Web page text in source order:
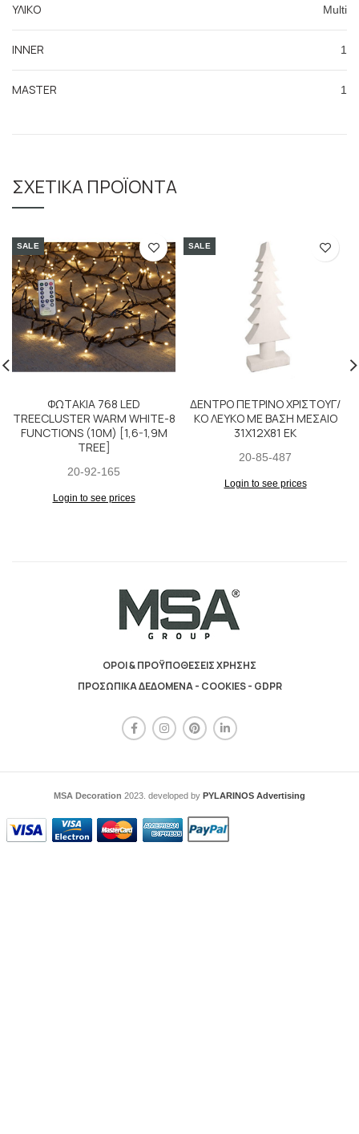
ΥΛΙΚΟ Multi
INNER 1
MASTER 1
ΣΧΕΤΙΚΆ ΠΡΟΪΌΝΤΑ
SALE
ΦΩΤΑΚΙΑ 768 LED
TREECLUSTER WARM WHITE-8
FUNCTIONS (10M) [1,6-1,9M
TREE]
20-92-165
Login to see prices
SALE
ΔΕΝΤΡΟ ΠΕΤΡΙΝΟ ΧΡΙΣΤΟΥΓ/
ΚΟ ΛΕΥΚΟ ΜΕ ΒΑΣΗ ΜΕΣΑΙΟ
31Χ12Χ81 ΕΚ
20-85-487
Login to see prices
ΟΡΟΙ & ΠΡΟΫΠΟΘΕΣΕΙΣ ΧΡΗΣΗΣ
ΠΡΟΣΩΠΙΚΑ ΔΕΔΟΜΕΝΑ - COOKIES - GDPR
MSA Decoration 2023. developed by PYLARINOS Advertising